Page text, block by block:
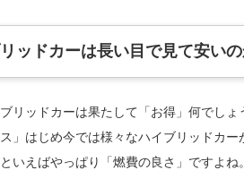
ッドカーは長い目で見て安いの
リッドカーは果たして「お得」何でし
」はじめ今では様々なハイブリッドカ
いえばやっぱり「燃費の良さ」ですよね